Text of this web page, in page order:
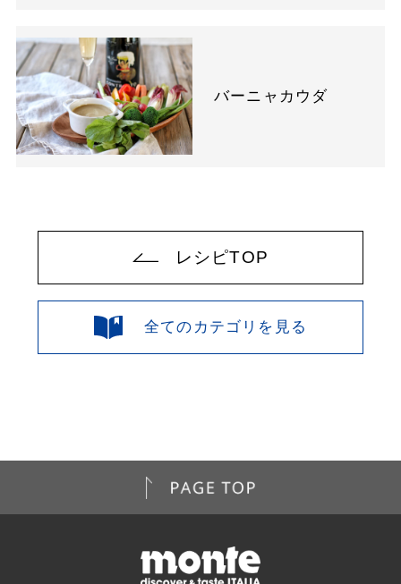
バーニャカウダ
レシピTOP
全てのカテゴリを見る